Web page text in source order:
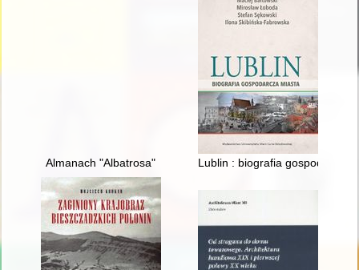
Almanach "Albatrosa" Lublin : biografia gospodarcza